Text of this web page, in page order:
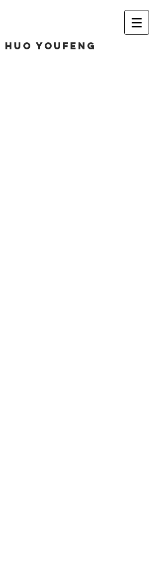
huo youfeng